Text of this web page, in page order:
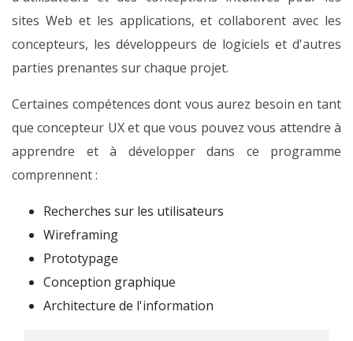
sites Web et les applications, et collaborent avec les
concepteurs, les développeurs de logiciels et d'autres
parties prenantes sur chaque projet.
Certaines compétences dont vous aurez besoin en tant
que concepteur UX et que vous pouvez vous attendre à
apprendre et à développer dans ce programme
comprennent :
Recherches sur les utilisateurs
Wireframing
Prototypage
Conception graphique
Architecture de l'information